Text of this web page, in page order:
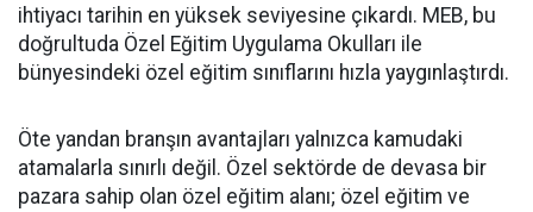
ihtiyacı tarihin en yüksek seviyesine çıkardı. MEB, bu
doğrultuda Özel Eğitim Uygulama Okulları ile
bünyesindeki özel eğitim sınıflarını hızla yaygınlaştırdı.
​Öte yandan branşın avantajları yalnızca kamudaki
atamalarla sınırlı değil. Özel sektörde de devasa bir
pazara sahip olan özel eğitim alanı; özel eğitim ve